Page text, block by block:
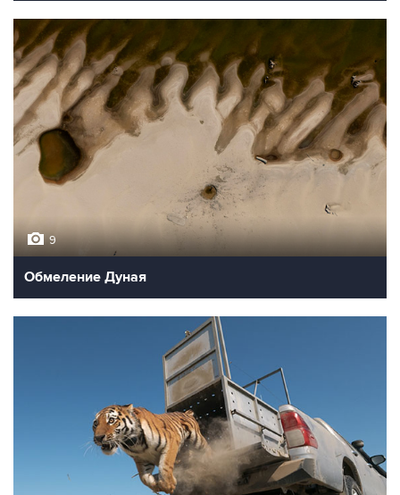
9
Обмеление Дуная